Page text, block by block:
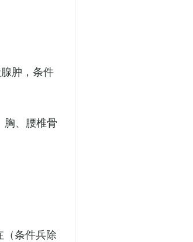
肿，条件
胸、腰椎骨
（条件兵除